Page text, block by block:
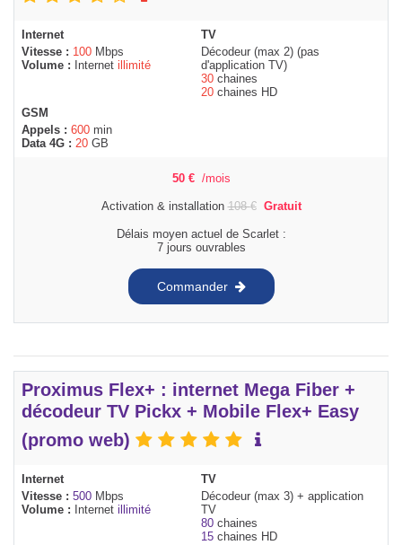
Internet
Vitesse : 100 Mbps
Volume :
Internet illimité
TV
Décodeur (max 2) (pas
d'application TV)
30 chaines
20 chaines HD
GSM
Appels : 600 min
Data 4G : 20 GB
50 € /mois
Activation & installation108€ Gratuit
Délais moyen actuel de Scarlet :
7 jours ouvrables
Commander
Proximus Flex+ : internet Mega Fiber +
décodeur TV Pickx + Mobile Flex+ Easy
(promo web)
Internet
Vitesse : 500 Mbps
Volume :
Internet illimité
TV
Décodeur (max 3) + application
TV
80 chaines
15 chaines HD